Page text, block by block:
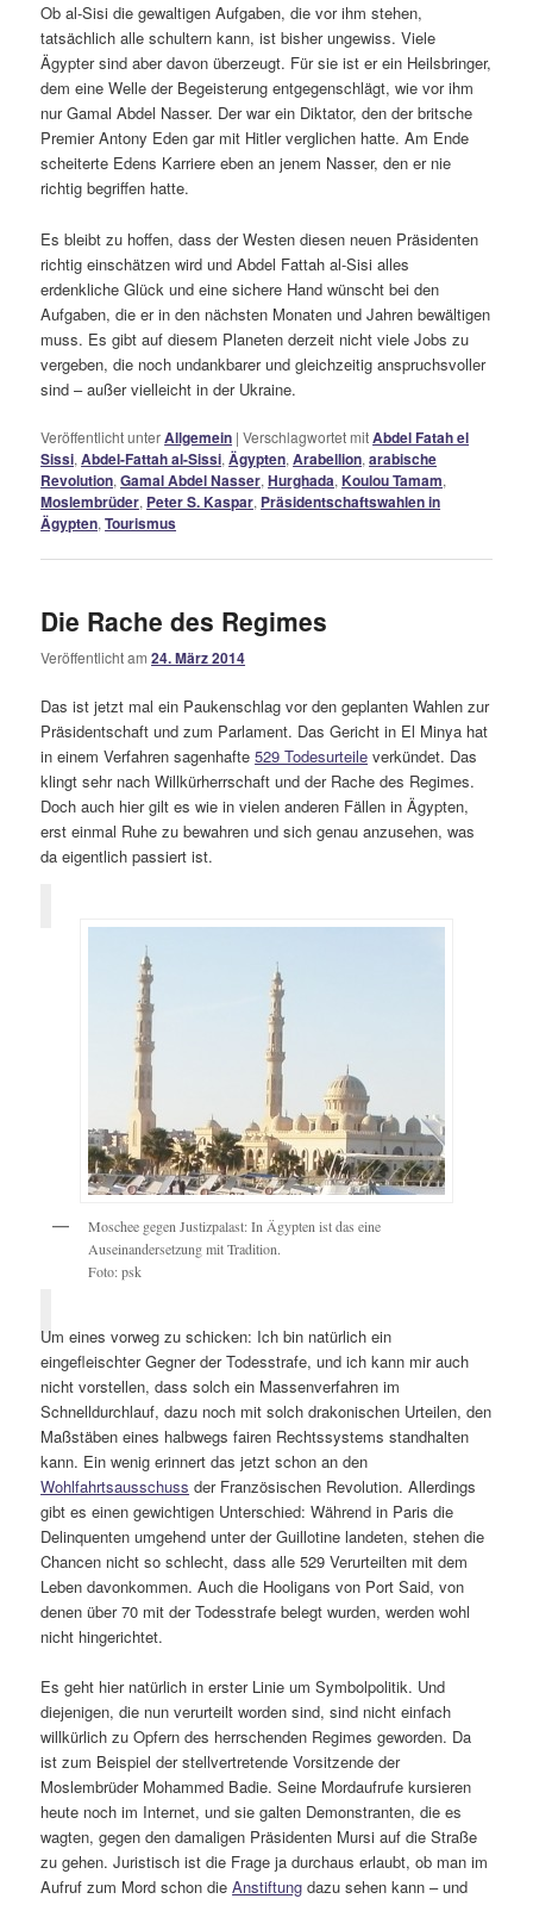
Ob al-Sisi die gewaltigen Aufgaben, die vor ihm stehen,
tatsächlich alle schultern kann, ist bisher ungewiss. Viele
Ägypter sind aber davon überzeugt. Für sie ist er ein Heilsbringer,
dem eine Welle der Begeisterung entgegenschlägt, wie vor ihm
nur Gamal Abdel Nasser. Der war ein Diktator, den der britsche
Premier Antony Eden gar mit Hitler verglichen hatte. Am Ende
scheiterte Edens Karriere eben an jenem Nasser, den er nie
richtig begriffen hatte.
Es bleibt zu hoffen, dass der Westen diesen neuen Präsidenten
richtig einschätzen wird und Abdel Fattah al-Sisi alles
erdenkliche Glück und eine sichere Hand wünscht bei den
Aufgaben, die er in den nächsten Monaten und Jahren bewältigen
muss. Es gibt auf diesem Planeten derzeit nicht viele Jobs zu
vergeben, die noch undankbarer und gleichzeitig anspruchsvoller
sind – außer vielleicht in der Ukraine.
Veröffentlicht unterAllgemein |Verschlagwortet mitAbdel Fatah el
Sissi,Abdel-Fattah al-Sissi,Ägypten,Arabellion,arabische
Revolution,Gamal Abdel Nasser,Hurghada,Koulou Tamam,
Moslembrüder, Peter S. Kaspar, Präsidentschaftswahlen in
Ägypten,Tourismus
Die Rache des Regimes
Veröffentlicht am24. März 2014
Das ist jetzt mal ein Paukenschlag vor den geplanten Wahlen zur
Präsidentschaft und zum Parlament. Das Gericht in El Minya hat
in einem Verfahren sagenhafte529 Todesurteile verkündet. Das
klingt sehr nach Willkürherrschaft und der Rache des Regimes.
Doch auch hier gilt es wie in vielen anderen Fällen in Ägypten,
erst einmal Ruhe zu bewahren und sich genau anzusehen, was
da eigentlich passiert ist.
Moschee gegen Justizpalast: In Ägypten ist das eine
Auseinandersetzung mit Tradition.
Foto: psk
Um eines vorweg zu schicken: Ich bin natürlich ein
eingefleischter Gegner der Todesstrafe, und ich kann mir auch
nicht vorstellen, dass solch ein Massenverfahren im
Schnelldurchlauf, dazu noch mit solch drakonischen Urteilen, den
Maßstäben eines halbwegs fairen Rechtssystems standhalten
kann. Ein wenig erinnert das jetzt schon an den
Wohlfahrtsausschuss der Französischen Revolution. Allerdings
gibt es einen gewichtigen Unterschied: Während in Paris die
Delinquenten umgehend unter der Guillotine landeten, stehen die
Chancen nicht so schlecht, dass alle 529 Verurteilten mit dem
Leben davonkommen. Auch die Hooligans von Port Said, von
denen über 70 mit der Todesstrafe belegt wurden, werden wohl
nicht hingerichtet.
Es geht hier natürlich in erster Linie um Symbolpolitik. Und
diejenigen, die nun verurteilt worden sind, sind nicht einfach
willkürlich zu Opfern des herrschenden Regimes geworden. Da
ist zum Beispiel der stellvertretende Vorsitzende der
Moslembrüder Mohammed Badie. Seine Mordaufrufe kursieren
heute noch im Internet, und sie galten Demonstranten, die es
wagten, gegen den damaligen Präsidenten Mursi auf die Straße
zu gehen. Juristisch ist die Frage ja durchaus erlaubt, ob man im
Aufruf zum Mord schon dieAnstiftung dazu sehen kann – und